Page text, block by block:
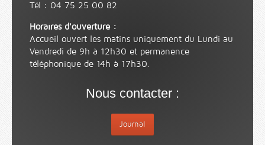
Tél : 04 75 25 00 82
Horaires d'ouverture :
Accueil ouvert les matins uniquement du Lundi au
Vendredi de 9h à 12h30 et permanence
téléphonique de 14h à 17h30.
Nous contacter :
Journal